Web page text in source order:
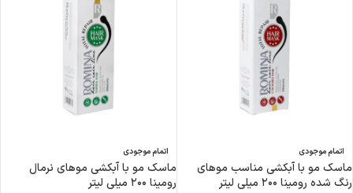
اتمام موجودی
ماسک مو با آبکشی مناسب موهای
رنگ شده رومینا ۲۰۰ میلی لیتر
اتمام موجودی
ماسک مو با آبکشی موهای نرمال
رومینا ۲۰۰ میلی لیتر